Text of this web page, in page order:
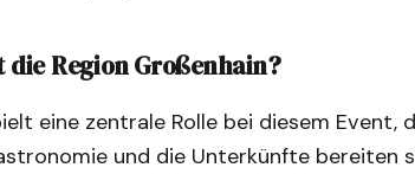
Region Großenhain?
eine zentrale Rolle bei diesem Event,
und die Unterkünfte bereiten